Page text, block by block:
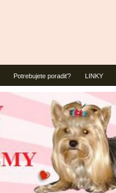
Potrebujete poradiť? LINKY